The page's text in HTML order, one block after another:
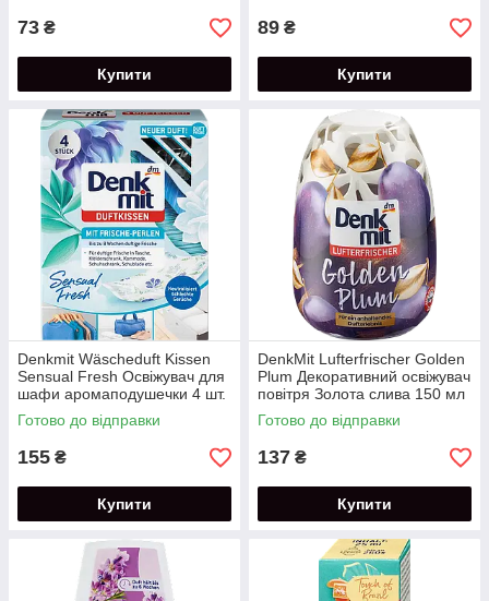
73 ₴
Купити
89 ₴
Купити
Denkmit Wäscheduft Kissen
Sensual Fresh Освіжувач для
шафи аромаподушечки 4 шт.
Готово до відправки
155 ₴
Купити
DenkMit Lufterfrischer Golden
Plum Декоративний освіжувач
повітря Золота слива 150 мл
Готово до відправки
137 ₴
Купити